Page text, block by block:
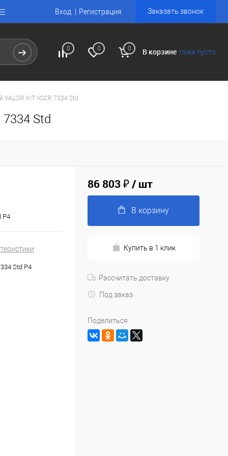
Вход Регистрация Заказать звонок
0 0 0 В корзине пока пусто
KIT VSCR 7334 Std
7334 Std
P4
Std P4
86 803 ₽/ шт
В корзину
Купить в 1 клик
Рассчитать доставку
Под заказ
Поделиться